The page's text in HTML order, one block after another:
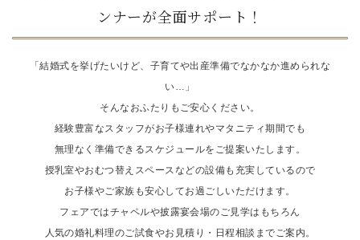
ンナーが全面サポート！
「結婚式を挙げたいけど、子育てや出産準備でなかなか進められな
い…」
そんなおふたりもご安心ください。
経験豊富なスタッフがお子様連れやマタニティ期間でも
無理なく準備できるスケジュールをご提案いたします。
授乳室やおむつ替えスペースなどの設備も充実しているので
お子様やご家族も安心してお過ごしいただけます。
フェアではチャペルや披露宴会場のご見学はもちろん
人気の婚礼料理のご試食やお見積り・日程相談までご案内。